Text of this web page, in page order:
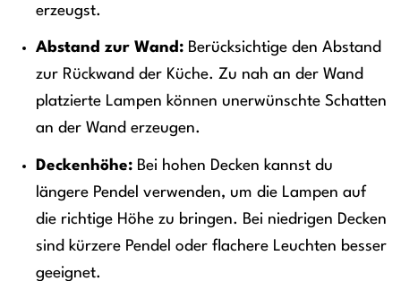
erzeugst.
Abstand zur Wand:Berücksichtige den Abstand
zur Rückwand der Küche. Zu nah an der Wand
platzierte Lampen können unerwünschte Schatten
an der Wand erzeugen.
Deckenhöhe:Bei hohen Decken kannst du
längere Pendel verwenden, um die Lampen auf
die richtige Höhe zu bringen. Bei niedrigen Decken
sind kürzere Pendel oder flachere Leuchten besser
geeignet.